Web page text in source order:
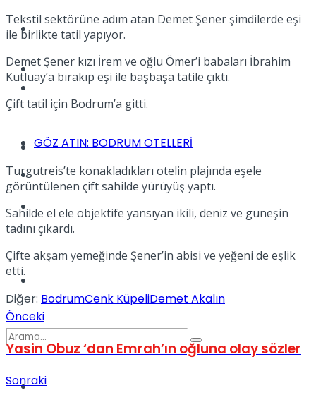
TV
Kadınca
Türkiye
Sinema
Tatil
Spor
Podcast
Tekstil sektörüne adım atan Demet Şener şimdilerde eşi
ile birlikte tatil yapıyor.
Demet Şener kızı İrem ve oğlu Ömer’i babaları İbrahim
Kutluay’a bırakıp eşi ile başbaşa tatile çıktı.
Çift tatil için Bodrum’a gitti.
GÖZ ATIN: BODRUM OTELLERİ
Turgutreis’te konakladıkları otelin plajında eşele
görüntülenen çift sahilde yürüyüş yaptı.
Sahilde el ele objektife yansıyan ikili, deniz ve güneşin
tadını çıkardı.
Çifte akşam yemeğinde Şener’in abisi ve yeğeni de eşlik
etti.
Diğer: BodrumCenk KüpeliDemet Akalın
Önceki
Yasin Obuz ‘dan Emrah’ın oğluna olay sözler
Sonraki